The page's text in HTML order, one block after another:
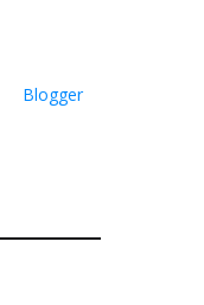
Blogger